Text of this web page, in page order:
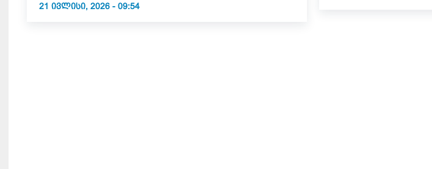
21 ᲘᲕᲚᲘᲡᲘ, 2026 - 09:54